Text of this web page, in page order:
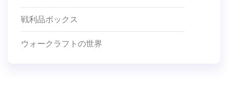
戦利品ボックス
ウォークラフトの世界